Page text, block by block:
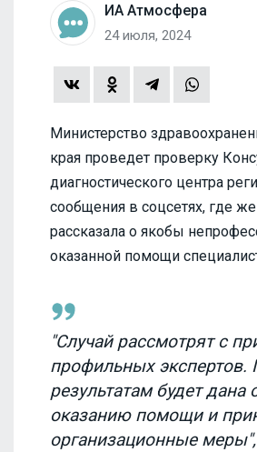
ИА Атмосфера
24 июля, 2024
Министерство
края проведет проверку
диагностического центра
сообщения в соцсетях, где
рассказала о якобы
оказанной помощи
"Случай рассмотрят с
профильных экспертов.
результатам будет дана
оказанию помощи и
организационные